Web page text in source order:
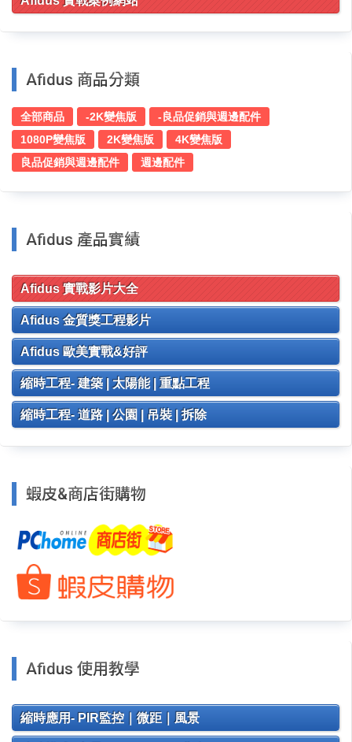
Afidus 商品分類
-2K變焦版
-良品促銷與週邊配件
1080P變焦版
2K變焦版 4K變焦版
全部商品
良品促銷與週邊配件 週邊配件
Afidus 產品實績
Afidus 實戰影片大全
Afidus 金質獎工程影片
Afidus 歐美實戰&好評
縮時工程- 建築 | 太陽能 | 重點工程
縮時工程- 道路 | 公園 | 吊裝 | 拆除
蝦皮&商店街購物
Afidus 使用教學
縮時應用- PIR監控｜微距｜風景